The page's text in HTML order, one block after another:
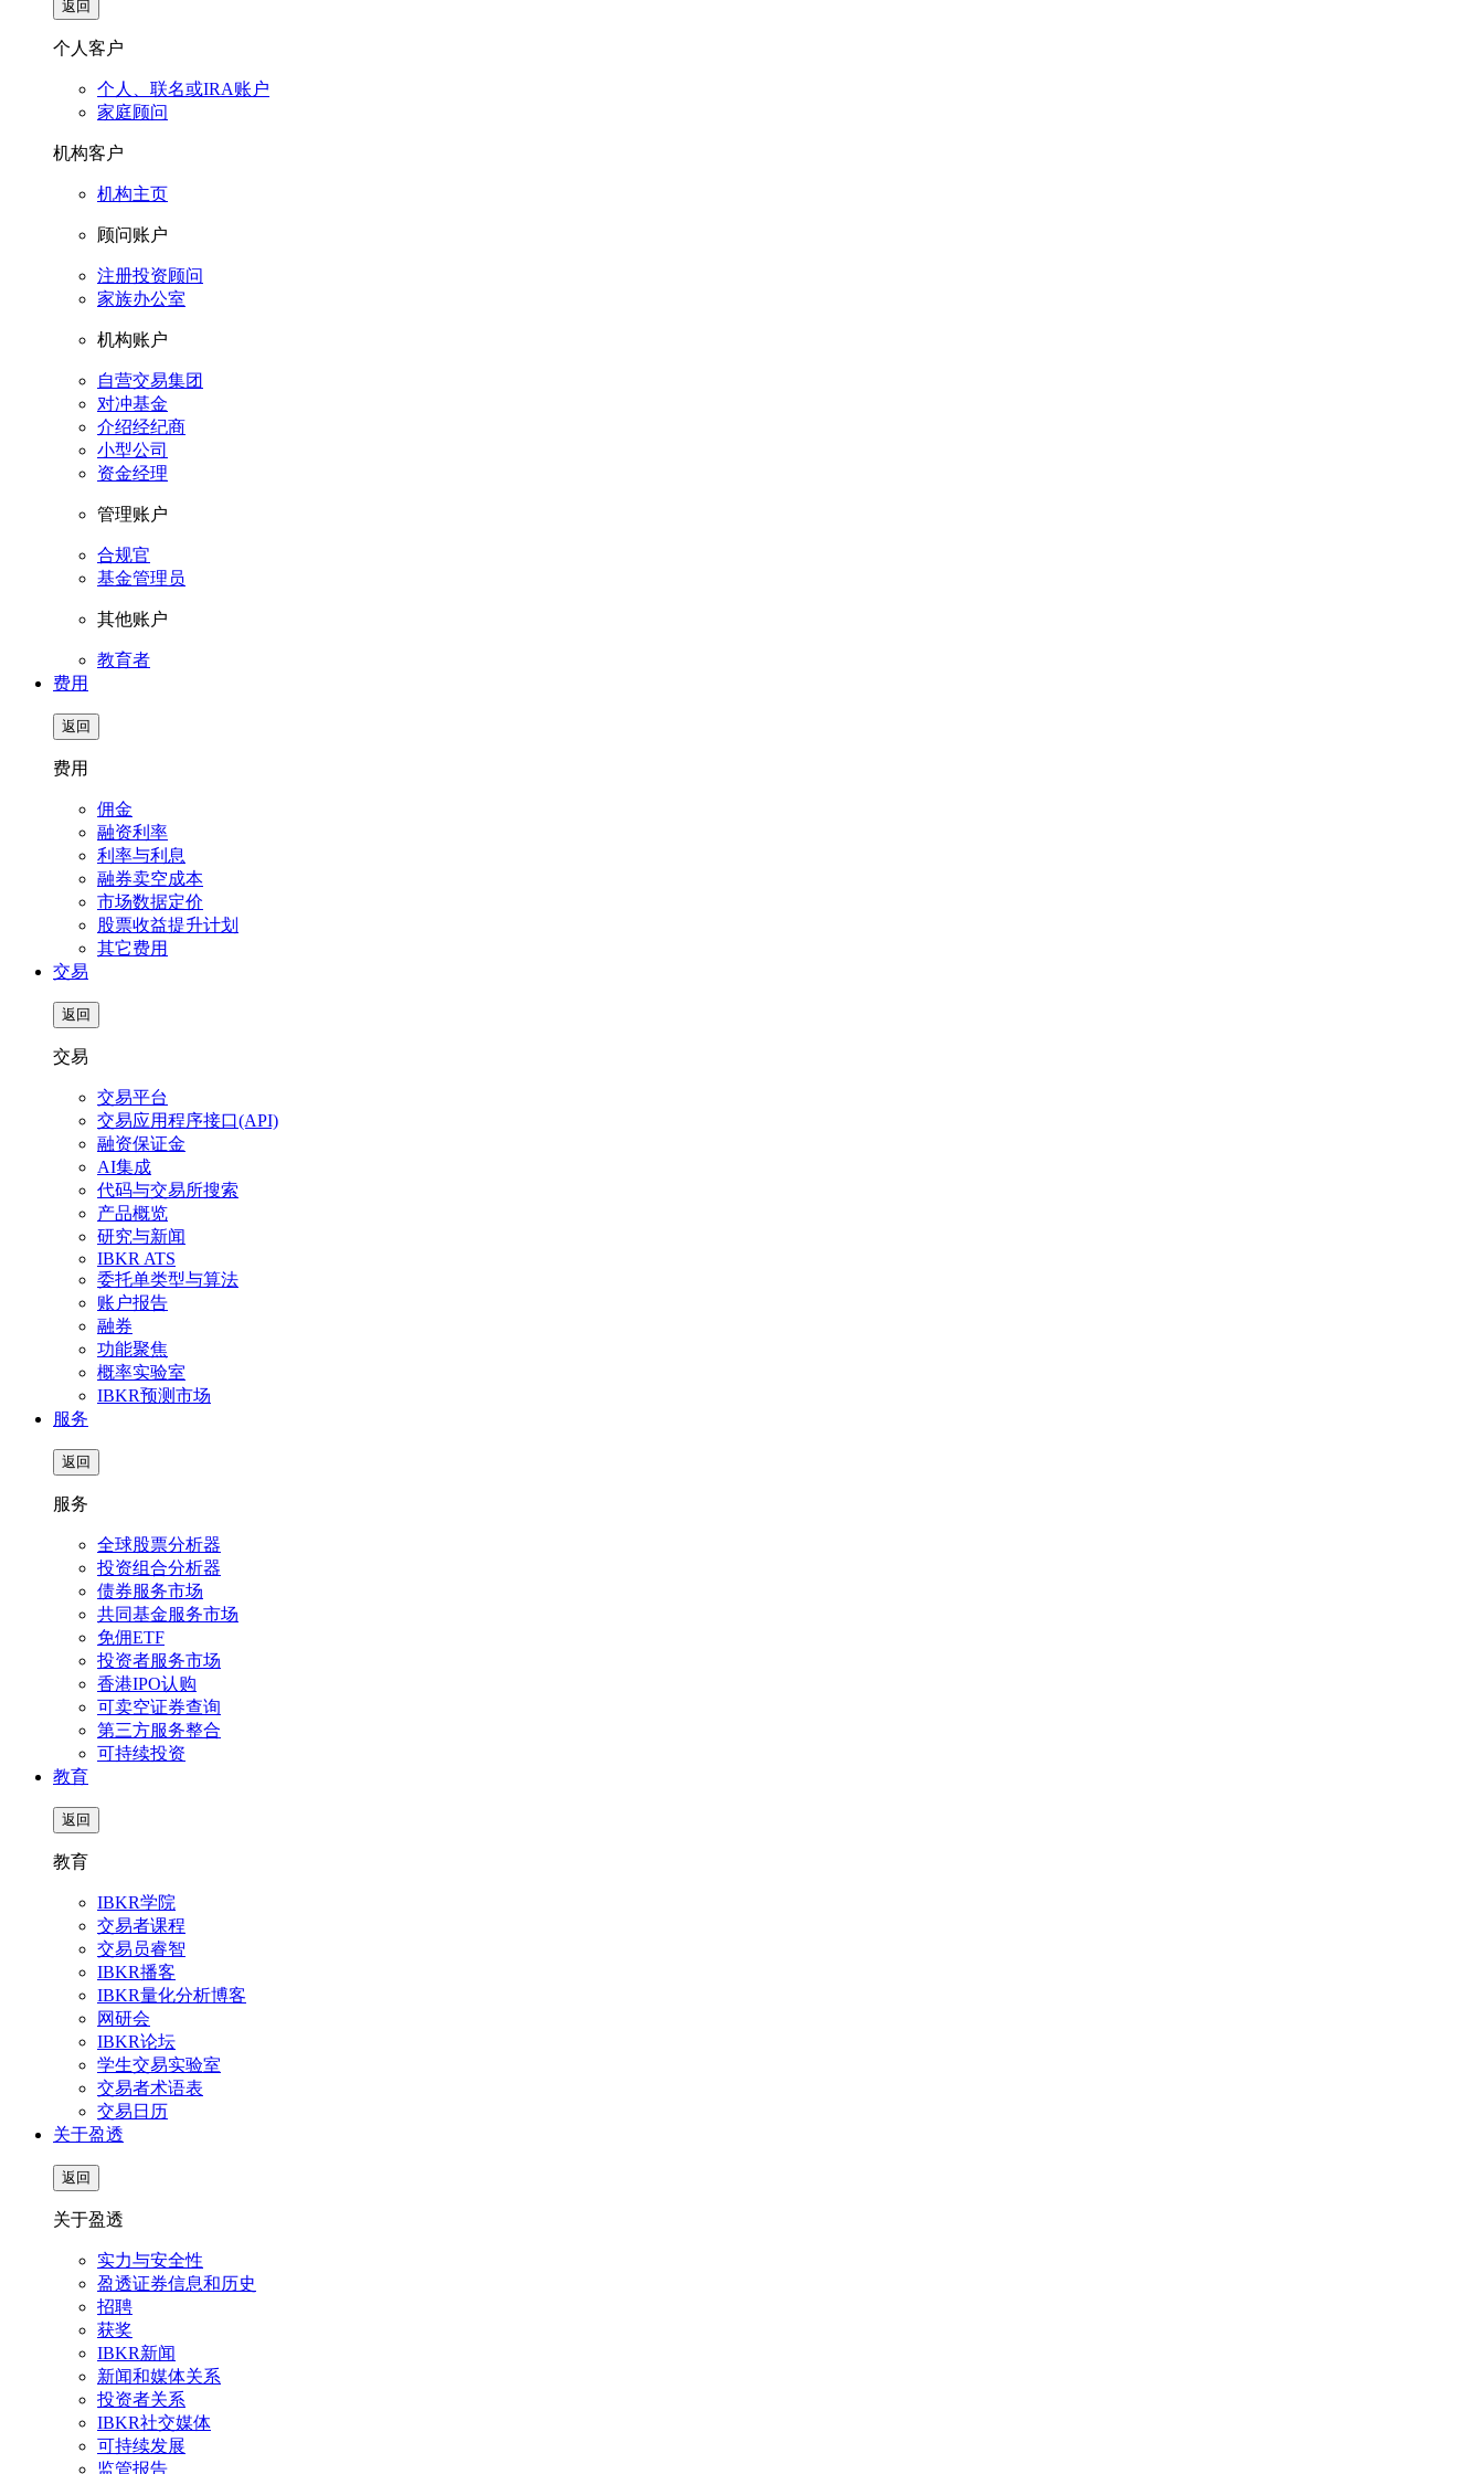
返回
个人客户
个人、联名或IRA账户
家庭顾问
机构客户
机构主页
顾问账户
注册投资顾问
家族办公室
机构账户
自营交易集团
对冲基金
介绍经纪商
小型公司
资金经理
管理账户
合规官
基金管理员
其他账户
教育者
费用
返回
费用
佣金
融资利率
利率与利息
融券卖空成本
市场数据定价
股票收益提升计划
其它费用
交易
返回
交易
交易平台
交易应用程序接口(API)
融资保证金
AI集成
代码与交易所搜索
产品概览
研究与新闻
IBKR ATS
委托单类型与算法
账户报告
融券
功能聚焦
概率实验室
IBKR预测市场
服务
返回
服务
全球股票分析器
投资组合分析器
债券服务市场
共同基金服务市场
免佣ETF
投资者服务市场
香港IPO认购
可卖空证券查询
第三方服务整合
可持续投资
教育
返回
教育
IBKR学院
交易者课程
交易员睿智
IBKR播客
IBKR量化分析博客
网研会
IBKR论坛
学生交易实验室
交易者术语表
交易日历
关于盈透
返回
关于盈透
实力与安全性
盈透证券信息和历史
招聘
获奖
IBKR新闻
新闻和媒体关系
投资者关系
IBKR社交媒体
可持续发展
监管报告